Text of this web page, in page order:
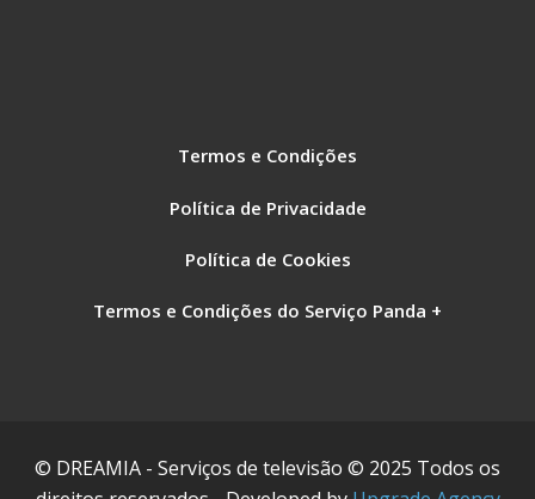
Termos e Condições
Política de Privacidade
Política de Cookies
Termos e Condições do Serviço Panda +
© DREAMIA - Serviços de televisão © 2025 Todos os